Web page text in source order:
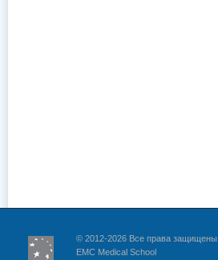
© 2012-2026 Все права защищены.
EMC Medical School